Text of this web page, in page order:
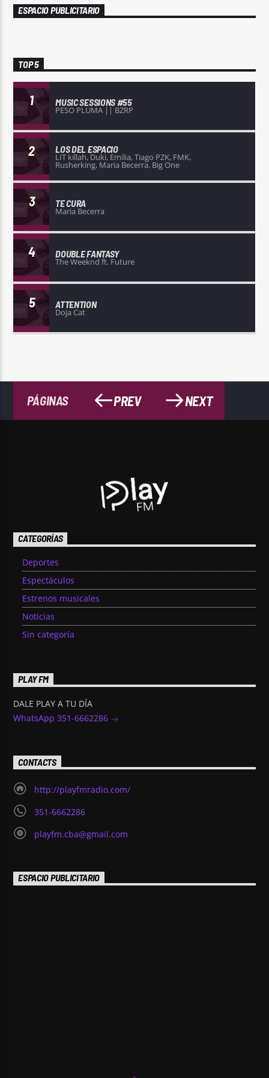
ESPACIO PUBLICITARIO
TOP 5
1 MUSIC SESSIONS #55
PESO PLUMA || BZRP
2 LOS DEL ESPACIO
LIT killah, Duki, Emilia, Tiago PZK, FMK,
Rusherking, Maria Becerra, Big One
3 TE CURA
Maria Becerra
4 DOUBLE FANTASY
The Weeknd ft. Future
5 ATTENTION
Doja Cat
PÁGINAS PREV NEXT
CATEGORÍAS
Deportes
Espectáculos
Estrenos musicales
Noticias
Sin categoría
PLAY FM
DALE PLAY A TU DÍA
WhatsApp 351-6662286
CONTACTS
http://playfmradio.com/
351-6662286
playfm.cba@gmail.com
ESPACIO PUBLICITARIO